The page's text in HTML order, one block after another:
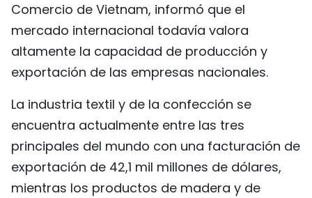
Comercio de Vietnam, informó que el
mercado internacional todavía valora
altamente la capacidad de producción y
exportación de las empresas nacionales.
La industria textil y de la confección se
encuentra actualmente entre las tres
principales del mundo con una facturación de
exportación de 42,1 mil millones de dólares,
mientras los productos de madera y de